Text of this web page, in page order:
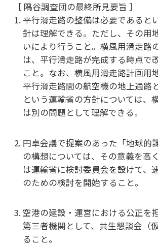
［ 隅谷調査団の最終所見要旨 ］
平行滑走路の整備は必要であると
針は理解できる。ただし、その用
いにより行うこと。横風用滑走路
は、平行滑走路が完成する時点で
こと。なお、横風用滑走路計画用
平行滑走路間の航空機の地上通路
という運輸省の方針については、
は別の問題として理解できる。
円卓会議で提案のあった「地球的
の構想については、その意義を高
は運輸省に検討委員会を設けて、
のための検討を開始すること。
空港の建設・運営における公正を
第三者機関として、共生懇談会（
ること。